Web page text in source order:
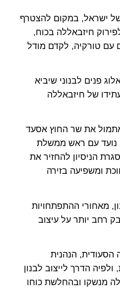
ישראל, במקום להצטרף
חיזבאללה בכוח,
עם טורקיה, לקדם מודל
פנים לבנוני שיביא
של חיזבאללה
את שר החוץ אסעד
נועד עם ראש ממשלת
הניסיון להחזיר את
ומשפיעה בזירה
מאחורי ההתפתחויות
רחב יותר על עיצוב
הסעודית, הנהנית
הדרך לייצוב לבנון
מנשקו ובהחלשת כוחו